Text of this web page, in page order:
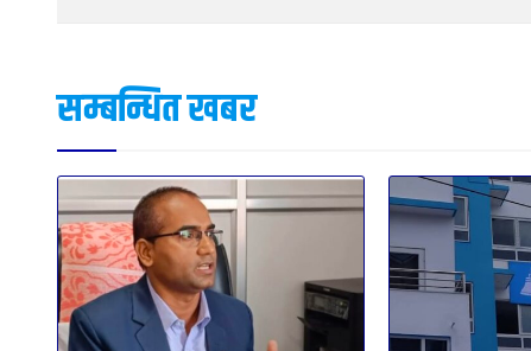
सम्बन्धित खबर